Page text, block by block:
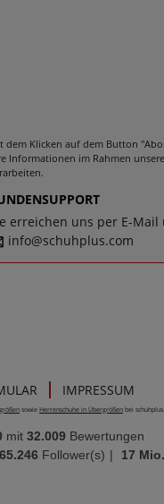
dem Klicken auf dem Button
Informationen im Rahmen
erreichen uns per E-Mail
info@schuhplus.com
IMPRESSUM
sowie Herrenschuhe in Übergrößen bei schuhplus.
mit 32.009 Bewertungen
65.246 Follower(s) | 17 Mio.